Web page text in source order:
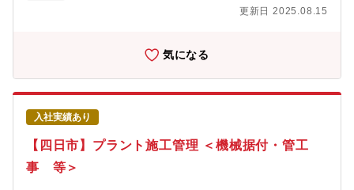
境】◇年間休日124日（土日祝休み）◇直行直帰OKで柔軟な働き
の支給、受験のための講習会費用も負担します。また不定期です
が、部署での勉強会も開催しており、スキルアップが目指せま
す。【組織構成】第1工務部 第1工務グループと第2工務部 第2工
務グループには、48名（本部長、副本部長、部長、グループリ ー
ダー、マネージャー、主任、スタッフ35名）が在籍しています。
【当社の特徴】◇2012年1月に石原化工建設株式会社から分割
し、技術やノウハウを持ちながら新会社として立ち上がりまし
た。工場の自家発設備の計画、設計、建設、保守、操業に関わる
全てのサービスを提供しております。◇経験と実績が買われ、三
更新日 2025.08.15
気になる
入社実績あり
【四日市】プラント施工管理 ＜機械据付・管工
事 等＞